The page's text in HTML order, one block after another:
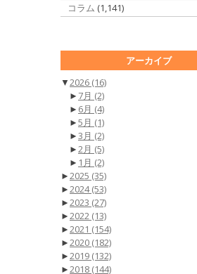
コラム (1,141)
アーカイブ
▼2026 (16)
► 7月 (2)
► 6月 (4)
►5月 (1)
►3月 (2)
►2月 (5)
► 1月 (2)
►2025 (35)
►2024(53)
►2023 (27)
►2022 (13)
►2021 (154)
►2020 (182)
►2019 (132)
►2018 (144)